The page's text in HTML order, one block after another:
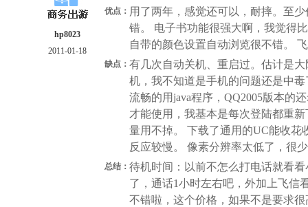
hp8023
2011-01-18
优点： 用了两年，感觉还可以，耐摔。至
错。 电子书功能很强大啊，我觉得
自带的颜色设置自动浏览很不错。
缺点： 有几次自动关机、重启过。估计是
机，我不知道是手机的问题还是中
流畅的用java程序，QQ2005版本的
才能使用，我基本是每次登陆都重
量用不掉。 下载了通用的UC能收
反应较慢。 像素分辨率太低了，很
总结： 待机时间：以前不怎么打电话就看
了，通话1小时左右吧，外加上飞信
不错啦，这个价格，如果不是要求